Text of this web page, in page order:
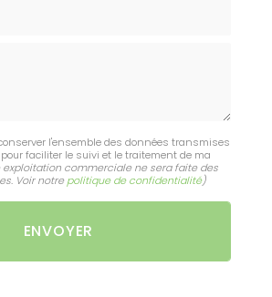
l'ensemble des données transmises
faciliter le suivi et le traitement de ma
exploitation commerciale ne sera faite des
Voir notre politique de confidentialité)